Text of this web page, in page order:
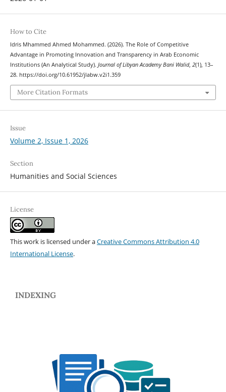
How to Cite
Idris Mhammed Ahmed Mohammed. (2026). The Role of Competitive
Advantage in Promoting Innovation and Transparency in Arab Economic
Institutions (An Analytical Study). Journal of Libyan Academy Bani Walid, 2(1), 13–
28. https://doi.org/10.61952/jlabw.v2i1.359
More Citation Formats
Issue
Volume 2, Issue 1, 2026
Section
Humanities and Social Sciences
License
This work is licensed under aCreative Commons Attribution 4.0
International License.
INDEXING